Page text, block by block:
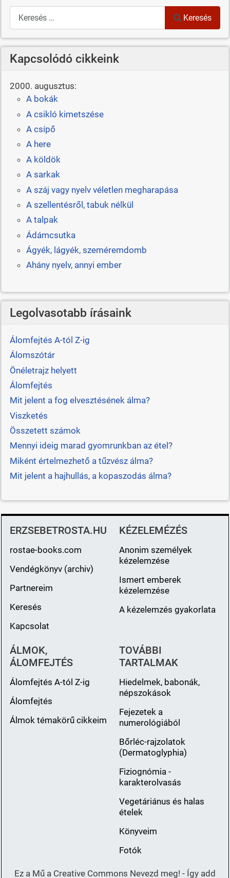
Keresés
Keresés
Kapcsolódó cikkeink
2000. augusztus:
A bokák
A csikló kimetszése
A csípő
A here
A köldök
A sarkak
A száj vagy nyelv véletlen megharapása
A szellentésről, tabuk nélkül
A talpak
Ádámcsutka
Ágyék, lágyék, szeméremdomb
Ahány nyelv, annyi ember
Legolvasotabb írásaink
Álomfejtés A-tól Z-ig
Álomszótár
Önéletrajz helyett
Álomfejtés
Mit jelent a fog elvesztésének álma?
Viszketés
Összetett számok
Mennyi ideig marad gyomrunkban az étel?
Miként értelmezhető a tűzvész álma?
Mit jelent a hajhullás, a kopaszodás álma?
ERZSEBETROSTA.HU
rostae-books.com
Vendégkönyv (archiv)
Partnereim
Keresés
Kapcsolat
KÉZELEMÉZÉS
Anonim személyek
kézelemzése
Ismert emberek
kézelemzése
A kézelemzés gyakorlata
ÁLMOK,
ÁLOMFEJTÉS
Álomfejtés A-tól Z-ig
Álomfejtés
Álmok témakörű cikkeim
TOVÁBBI
TARTALMAK
Hiedelmek, babonák,
népszokások
Fejezetek a
numerológiából
Bőrléc-rajzolatok
(Dermatoglyphia)
Fiziognómia -
karakterolvasás
Vegetáriánus és halas
ételek
Könyveim
Fotók
Ez a Mű a Creative Commons Nevezd meg! - Így add